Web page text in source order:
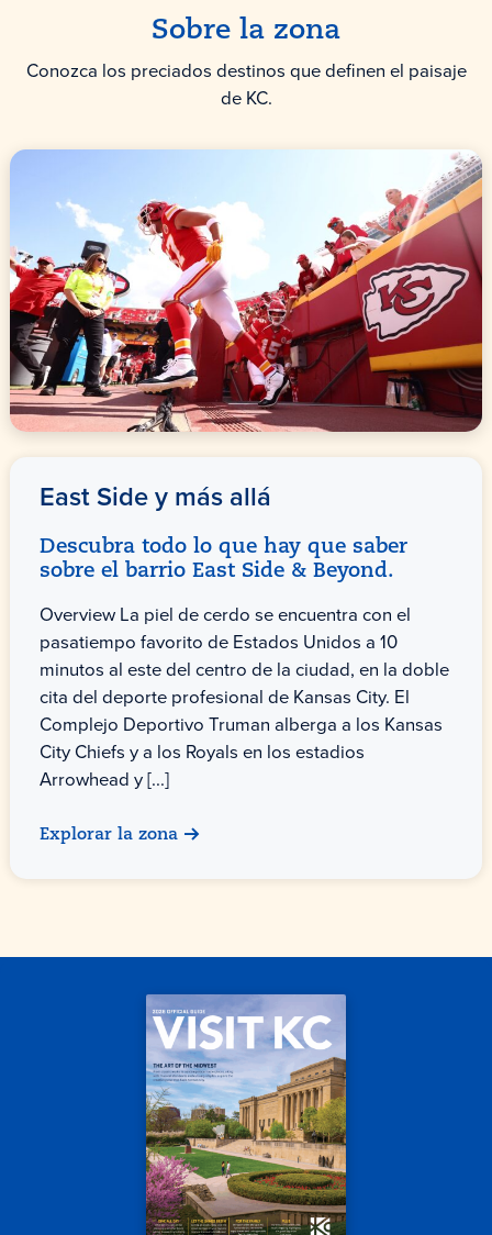
Sobre la zona
Conozca los preciados destinos que definen el paisaje
de KC.
East Side y más allá
Descubra todo lo que hay que saber
sobre el barrio East Side & Beyond.
Overview La piel de cerdo se encuentra con el
pasatiempo favorito de Estados Unidos a 10
minutos al este del centro de la ciudad, en la doble
cita del deporte profesional de Kansas City. El
Complejo Deportivo Truman alberga a los Kansas
City Chiefs y a los Royals en los estadios
Arrowhead y [...]
Explorar la zona